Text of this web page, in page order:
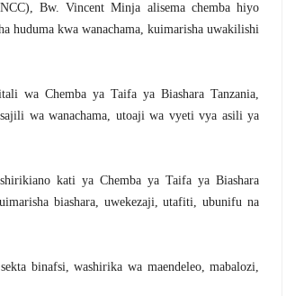
Bw. Vincent Minja alisema chemba hiyo
huduma kwa wanachama, kuimarisha uwakilishi
wa Chemba ya Taifa ya Biashara Tanzania,
wa wanachama, utoaji wa vyeti vya asili ya
kati ya Chemba ya Taifa ya Biashara
biashara, uwekezaji, utafiti, ubunifu na
binafsi, washirika wa maendeleo, mabalozi,